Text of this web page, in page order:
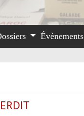
Évènements